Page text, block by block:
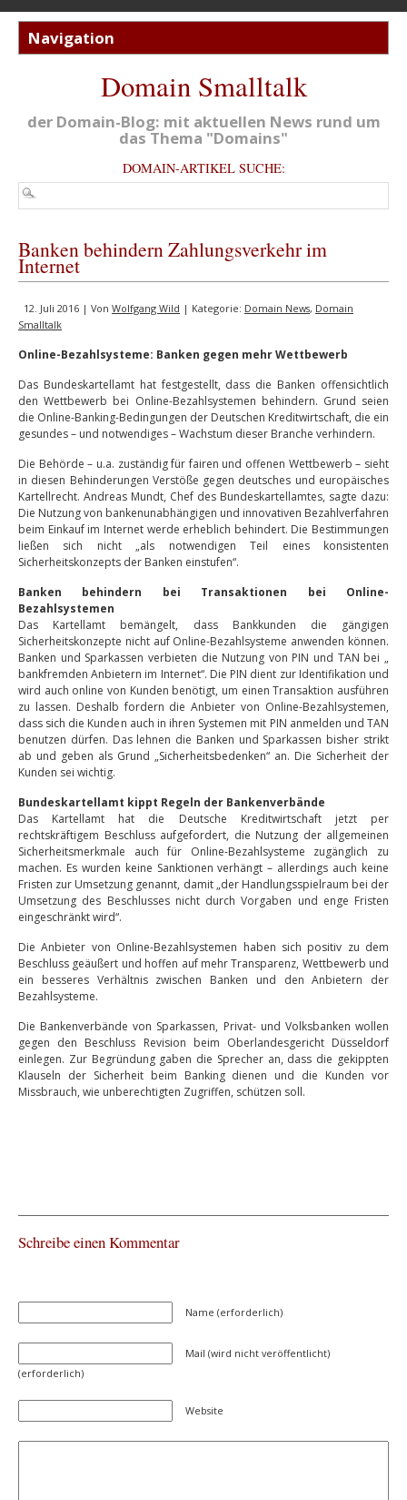
Domain Smalltalk
der Domain-Blog: mit aktuellen News rund um
das Thema "Domains"
DOMAIN-ARTIKEL SUCHE:
Banken behindern Zahlungsverkehr im
Internet
12. Juli 2016 | Von Wolfgang Wild | Kategorie: Domain News, Domain
Smalltalk
Online-Bezahlsysteme: Banken gegen mehr Wettbewerb
Das Bundeskartellamt hat festgestellt, dass die Banken offensichtlich
den Wettbewerb bei Online-Bezahlsystemen behindern. Grund seien
die Online-Banking-Bedingungen der Deutschen Kreditwirtschaft, die ein
gesundes – und notwendiges – Wachstum dieser Branche verhindern.
Die Behörde – u.a. zuständig für fairen und offenen Wettbewerb – sieht
in diesen Behinderungen Verstöße gegen deutsches und europäisches
Kartellrecht. Andreas Mundt, Chef des Bundeskartellamtes, sagte dazu:
Die Nutzung von bankenunabhängigen und innovativen Bezahlverfahren
beim Einkauf im Internet werde erheblich behindert. Die Bestimmungen
ließen sich nicht „als notwendigen Teil eines konsistenten
Sicherheitskonzepts der Banken einstufen“.
Banken behindern bei Transaktionen bei Online-
Bezahlsystemen
Das Kartellamt bemängelt, dass Bankkunden die gängigen
Sicherheitskonzepte nicht auf Online-Bezahlsysteme anwenden können.
Banken und Sparkassen verbieten die Nutzung von PIN und TAN bei „
bankfremden Anbietern im Internet“. Die PIN dient zur Identifikation und
wird auch online von Kunden benötigt, um einen Transaktion ausführen
zu lassen. Deshalb fordern die Anbieter von Online-Bezahlsystemen,
dass sich die Kunden auch in ihren Systemen mit PIN anmelden und TAN
benutzen dürfen. Das lehnen die Banken und Sparkassen bisher strikt
ab und geben als Grund „Sicherheitsbedenken“ an. Die Sicherheit der
Kunden sei wichtig.
Bundeskartellamt kippt Regeln der Bankenverbände
Das Kartellamt hat die Deutsche Kreditwirtschaft jetzt per
rechtskräftigem Beschluss aufgefordert, die Nutzung der allgemeinen
Sicherheitsmerkmale auch für Online-Bezahlsysteme zugänglich zu
machen. Es wurden keine Sanktionen verhängt – allerdings auch keine
Fristen zur Umsetzung genannt, damit „der Handlungsspielraum bei der
Umsetzung des Beschlusses nicht durch Vorgaben und enge Fristen
eingeschränkt wird“.
Die Anbieter von Online-Bezahlsystemen haben sich positiv zu dem
Beschluss geäußert und hoffen auf mehr Transparenz, Wettbewerb und
ein besseres Verhältnis zwischen Banken und den Anbietern der
Bezahlsysteme.
Die Bankenverbände von Sparkassen, Privat- und Volksbanken wollen
gegen den Beschluss Revision beim Oberlandesgericht Düsseldorf
einlegen. Zur Begründung gaben die Sprecher an, dass die gekippten
Klauseln der Sicherheit beim Banking dienen und die Kunden vor
Missbrauch, wie unberechtigten Zugriffen, schützen soll.
Schreibe einen Kommentar
Name (erforderlich)
Mail (wird nicht veröffentlicht)
(erforderlich)
Website